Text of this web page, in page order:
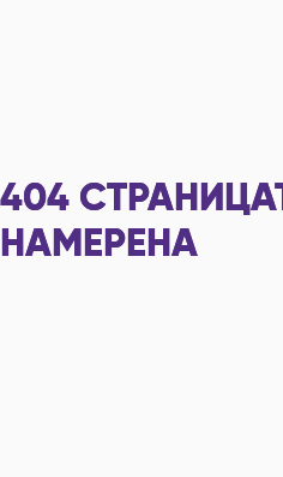
404
НАМЕРЕНА